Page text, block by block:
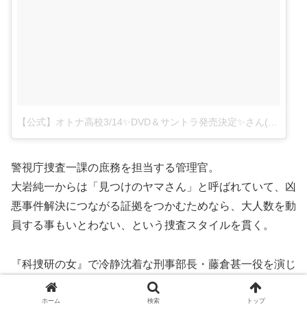
警視庁捜査一課の庶務を担当する管理官。
大岩純一からは「見つけのヤマさん」と呼ばれていて、凶
悪事件解決につながる証拠をつかむためなら、大人数を動
員する事もいとわない、という捜査スタイルを貫く。
『科捜研の女』で冷静沈着な刑事部長・藤倉甚一役を演じ
ている金田明夫さんですけど、『警視庁捜査一課長シーズ
ン3』では捜査現場に対する思いが人一倍強く、茶目っ気
ホーム 検索 トップ